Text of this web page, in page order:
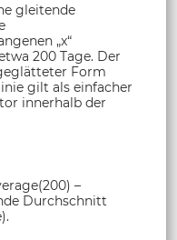
gleitende
„x“
200 Tage. Der
Form
gilt als einfacher
innerhalb der
–
Durchschnitt